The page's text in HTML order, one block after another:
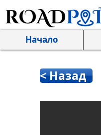
Начало
< Назад